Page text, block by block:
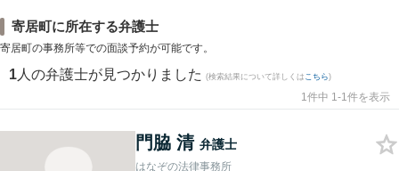
寄居町に所在する弁護士
寄居町の事務所等での面談予約が可能です。
1 人の弁護士が見つかりました (検索結果について詳しくは こちら)
1件中 1-1件を表示
門脇 清 弁護士
はなぞの法律事務所